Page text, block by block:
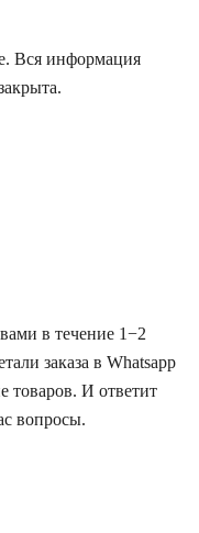
Вся информация
в течение 1−2
заказа в Whatsapp
товаров. И ответит
вопросы.